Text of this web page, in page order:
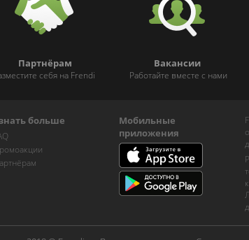
Партнёрам
себя на Frendi
Вакансии
Работайте вместе с нами
больше
Мобильные
приложения